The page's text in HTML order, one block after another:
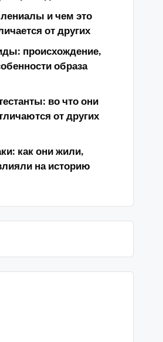
и чем это
от других
происхождение,
образа
во что они
от других
как они жили,
на историю